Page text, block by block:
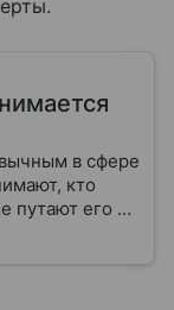
в сфере
кто
путают его с
же. На